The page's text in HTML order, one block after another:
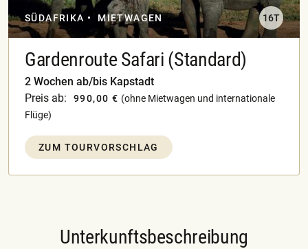
SÜDAFRIKA MIETWAGEN 16T
Gardenroute Safari (Standard)
2 Wochen ab/bis Kapstadt
Preis ab:
990,00 € (ohne Mietwagen und internationale
Flüge)
ZUM TOURVORSCHLAG
Unterkunftsbeschreibung